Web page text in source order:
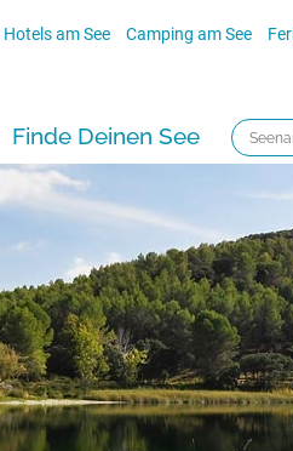
Hotels am See Camping am See
Finde Deinen See